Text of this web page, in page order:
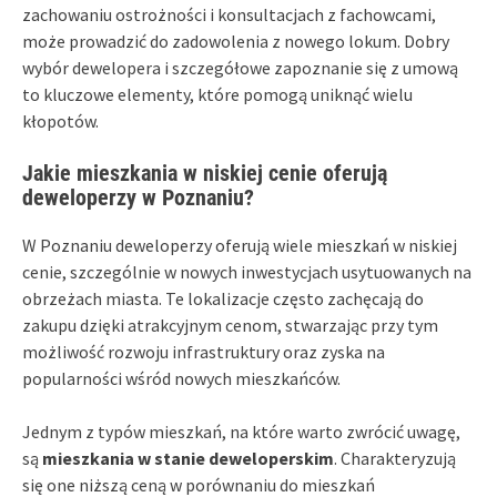
zachowaniu ostrożności i konsultacjach z fachowcami,
może prowadzić do zadowolenia z nowego lokum. Dobry
wybór dewelopera i szczegółowe zapoznanie się z umową
to kluczowe elementy, które pomogą uniknąć wielu
kłopotów.
Jakie mieszkania w niskiej cenie oferują
deweloperzy w Poznaniu?
W Poznaniu deweloperzy oferują wiele mieszkań w niskiej
cenie, szczególnie w nowych inwestycjach usytuowanych na
obrzeżach miasta. Te lokalizacje często zachęcają do
zakupu dzięki atrakcyjnym cenom, stwarzając przy tym
możliwość rozwoju infrastruktury oraz zyska na
popularności wśród nowych mieszkańców.
Jednym z typów mieszkań, na które warto zwrócić uwagę,
są mieszkania w stanie deweloperskim. Charakteryzują
się one niższą ceną w porównaniu do mieszkań